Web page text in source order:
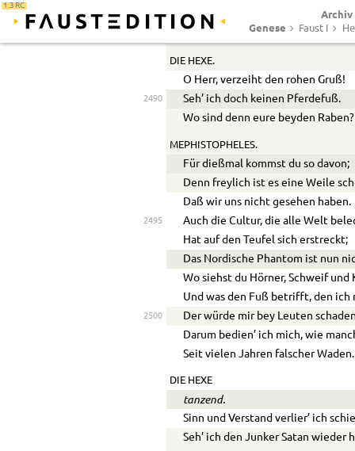
1.3 RC
Archiv
Genese
Faust I
Hab’ ich dieß Angesicht
Soll ich mich etwa selber nennen?
DIE HEXE.
O Herr, verzeiht den rohen Gruß!
2490
Seh’ ich doch keinen Pferdefuß.
Wo sind denn eure beyden Raben?
MEPHISTOPHELES.
Für dießmal kommst du so davon;
Denn freylich ist es eine Weile
Daß wir uns nicht gesehen haben.
2495
Auch die Cultur, die alle Welt
Hat auf den Teufel sich erstreckt;
Das Nordische Phantom ist nun
Wo siehst du Hörner, Schweif und
Und was den Fuß betrifft, den ich
2500
Der würde mir bey Leuten
Darum bedien’ ich mich, wie
Seit vielen Jahren falscher Waden.
DIE HEXE
tanzend.
Sinn und Verstand verlier’ ich
Seh’ ich den Junker Satan wieder